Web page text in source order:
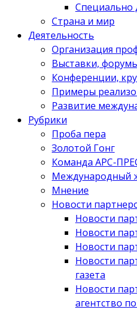
Специально
Страна и мир
Деятельность
Организация
Выставки,
Конференции,
Примеры
Развитие
Рубрики
Проба пера
Золотой Гонг
Команда АРС-
Международный
Мнение
Новости
Новости
Новости
Новости
Новости
газета
Новости
агентство